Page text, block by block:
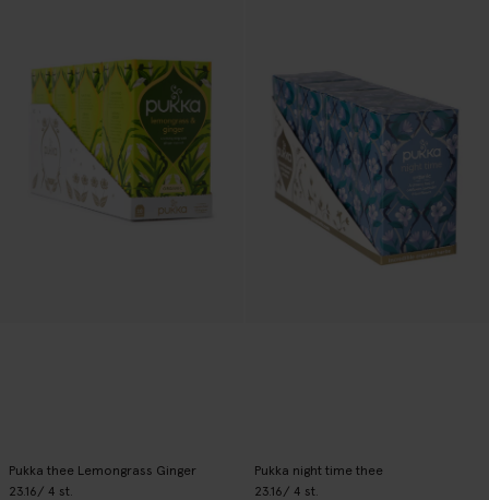
Pukka thee Lemongrass Ginger
23.16 / 4 st.
Pukka night time thee
23.16 / 4 st.